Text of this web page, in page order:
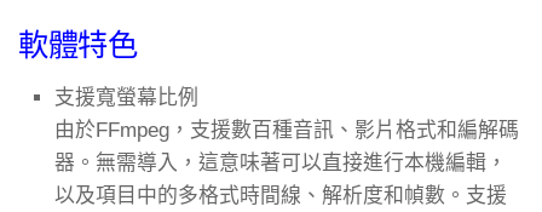
軟體特色
支援寬螢幕比例
由於FFmpeg，支援數百種音訊、影片格式和編解碼
器。無需導入，這意味著可以直接進行本機編輯，
以及項目中的多格式時間線、解析度和幀數。支援